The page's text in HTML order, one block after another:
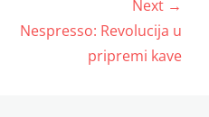
Next →
Next
Nespresso: Revolucija u
pripremi kave